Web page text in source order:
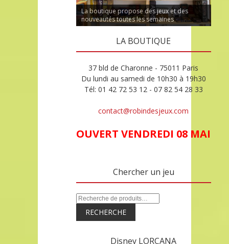
La boutique propose des jeux et des
nouveautés toutes les semaines
LA BOUTIQUE
37 bld de Charonne - 75011 Paris
Du lundi au samedi de 10h30 à 19h30
Tél: 01 42 72 53 12 - 07 82 54 28 33
contact@robindesjeux.com
OUVERT VENDREDI 08 MAI
Chercher un jeu
RECHERCHE
Disney LORCANA